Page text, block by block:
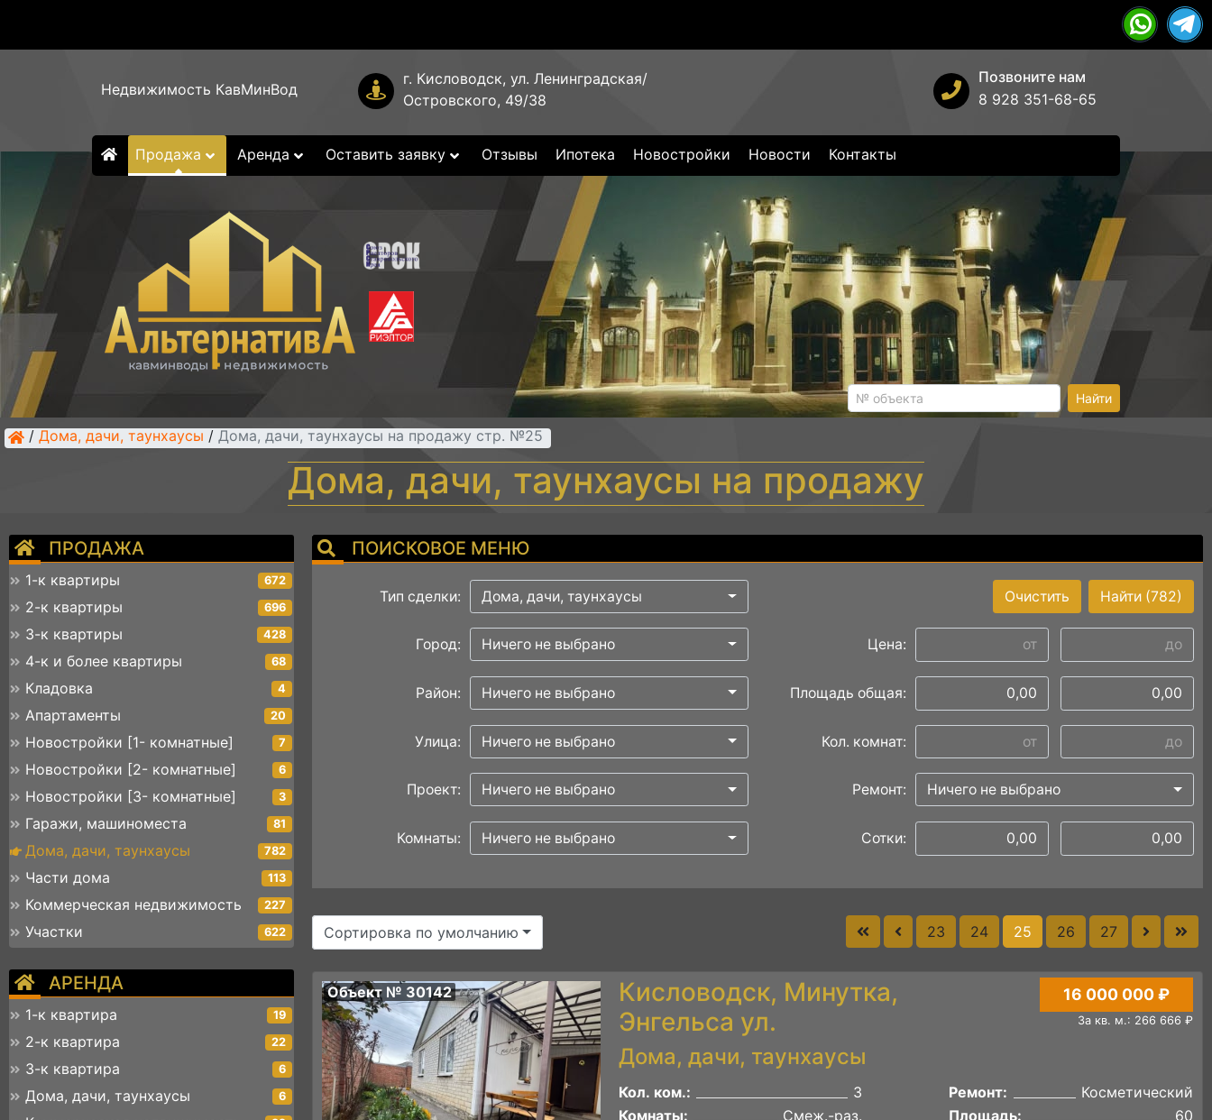
Недвижимость КавМинВод
г. Кисловодск, ул. Ленинградская/
Островского, 49/38
Позвоните нам
8 928 351-68-65
Продажа Аренда Оставить заявку Отзывы Ипотека Новостройки Новости Контакты
Найти
/ Дома, дачи, таунхаусы / Дома, дачи, таунхаусы на продажу стр. №25
Дома, дачи, таунхаусы на продажу
ПРОДАЖА
1-к квартиры 672
2-к квартиры 696
3-к квартиры 428
4-к и более квартиры 68
Кладовка 4
Апартаменты 20
Новостройки [1- комнатные] 7
Новостройки [2- комнатные] 6
Новостройки [3- комнатные] 3
Гаражи, машиноместа 81
Дома, дачи, таунхаусы 782
Части дома 113
Коммерческая недвижимость 227
Участки 622
АРЕНДА
1-к квартира 19
2-к квартира 22
3-к квартира 6
Дома, дачи, таунхаусы 6
ПОИСКОВОЕ МЕНЮ
Тип сделки: Дома, дачи, таунхаусы Найти (782)
Очистить
Город: Ничего не выбрано Цена:
Район: Ничего не выбрано Площадь общая:
Улица: Ничего не выбрано Кол. комнат:
Проект: Ничего не выбрано Ремонт: Ничего не выбрано
Комнаты: Ничего не выбрано Сотки:
Сортировка по умолчанию 23 24 25 26 27
Объект № 30142
Кисловодск, Минутка,
Энгельса ул.
Дома, дачи, таунхаусы
16 000 000 ₽
За кв. м.: 266 666 ₽
Кол. ком.:
3
Комнаты:
Смеж.-раз.
Ремонт:
Косметический
Площадь:
60